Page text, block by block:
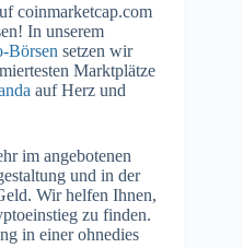
coinmarketcap.com
In unserem
Börsen setzen wir
Marktplätze
auf Herz und
im angebotenen
und in der
Wir helfen Ihnen,
zu finden.
in einer ohnedies